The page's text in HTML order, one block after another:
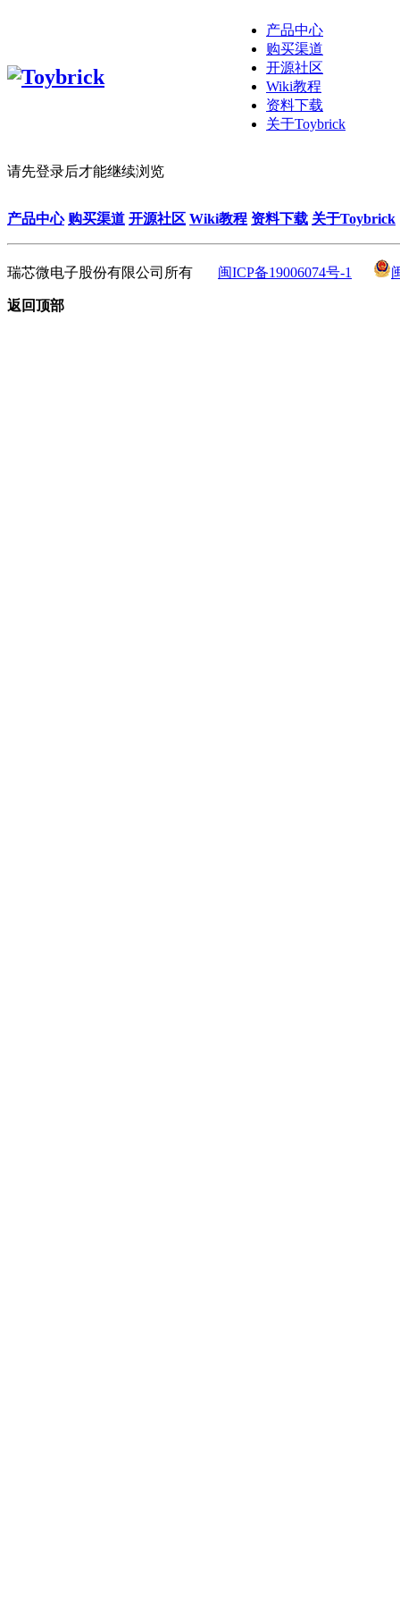
产品中心
购买渠道
开源社区
Wiki教程
资料下载
关于Toybrick
请先登录后才能继续浏览
产品中心 购买渠道 开源社区 Wiki教程 资料下载 关于Toybrick
瑞芯微电子股份有限公司所有 闽ICP备19006074号-1
返回顶部